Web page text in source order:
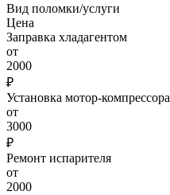
Вид поломки/услуги
Цена
Заправка хладагентом
от
2000
₽
Установка мотор-компрессора
от
3000
₽
Ремонт испарителя
от
2000